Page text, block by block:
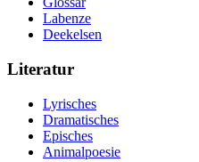
Labenze
Deekelsen
Literatur
Lyrisches
Dramatisches
Episches
Animalpoesie